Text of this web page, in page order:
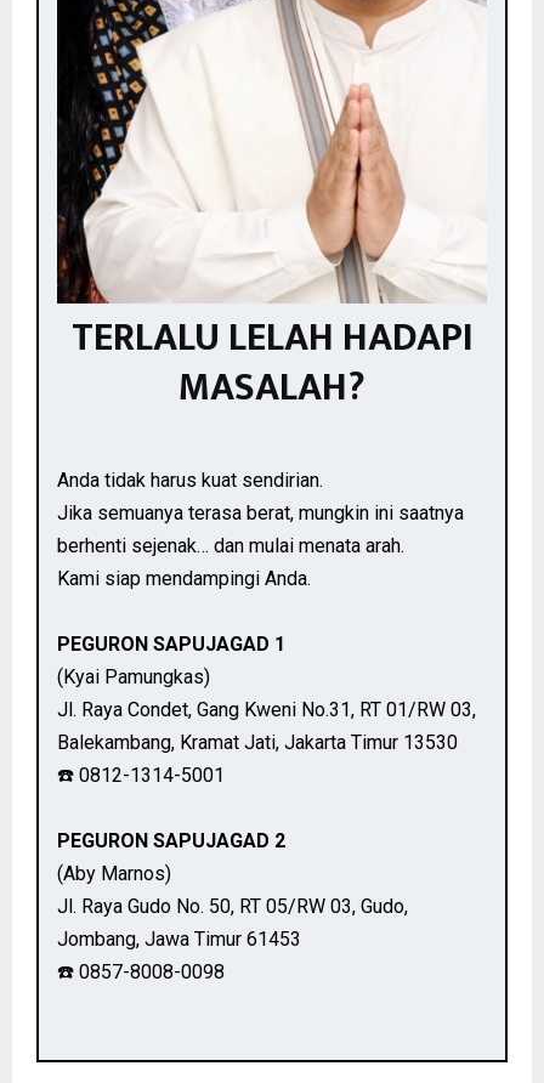
TERLALU LELAH HADAPI
MASALAH?
Anda tidak harus kuat sendirian.
Jika semuanya terasa berat, mungkin ini saatnya
berhenti sejenak… dan mulai menata arah.
Kami siap mendampingi Anda.
PEGURON SAPUJAGAD 1
(Kyai Pamungkas)
Jl. Raya Condet, Gang Kweni No.31, RT 01/RW 03,
Balekambang, Kramat Jati, Jakarta Timur 13530
☎️ 0812-1314-5001
PEGURON SAPUJAGAD 2
(Aby Marnos)
Jl. Raya Gudo No. 50, RT 05/RW 03, Gudo,
Jombang, Jawa Timur 61453
☎️ 0857-8008-0098